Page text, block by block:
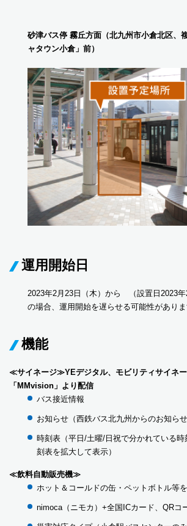
砂津バス停 霧丘方面（北九州市小倉北区、
ャタウン小倉」前）
運用開始日
2023年2月23日（木）から （設置日2023年
の場合、運用開始を遅らせる可能性がありま
機能
≪サイネージ≫YEデジタル、モビリティサイネ
「MMvision」より配信
バス接近情報
お知らせ（西鉄バス北九州からのお知らせ
時刻表（平日/土曜/日祝で分かれている
刻表を拡大して表示）
≪飲料自動販売機≫
ホット＆コールドの缶・ペットボトル等
nimoca（ニモカ）+全国ICカード、QRコ